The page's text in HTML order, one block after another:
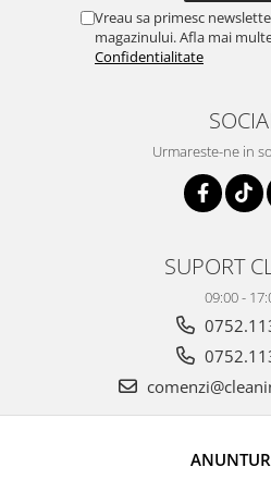
Vreau sa primesc
magazinului. Afla mai
Confidentialitate
Urmareste-ne in
SUPORT
09:00 -